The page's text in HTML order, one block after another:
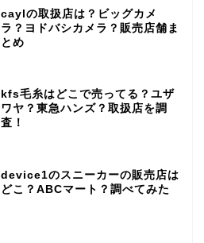
caylの取扱店は？ビッグカメ
ラ？ヨドバシカメラ？販売店舗ま
とめ
kfs毛糸はどこで売ってる？ユザ
ワヤ？東急ハンズ？取扱店を調
査！
device1のスニーカーの販売店は
どこ？ABCマート？調べてみた